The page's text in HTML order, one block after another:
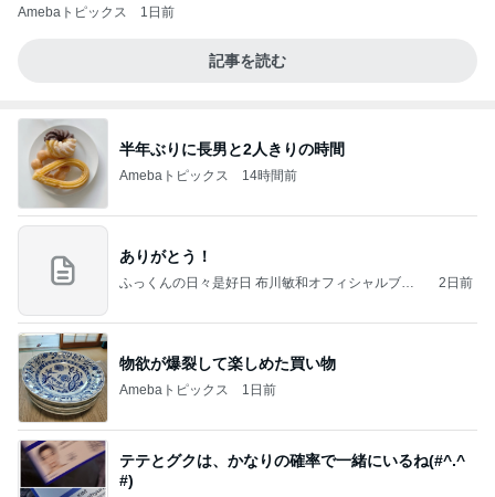
Amebaトピックス 1日前
記事を読む
半年ぶりに長男と2人きりの時間
Amebaトピックス 14時間前
ありがとう！
ふっくんの日々是好日 布川敏和オフィシャルブロ
2日前
物欲が爆裂して楽しめた買い物
Amebaトピックス 1日前
テテとグクは、かなりの確率で一緒にいるね(#^.^
#)